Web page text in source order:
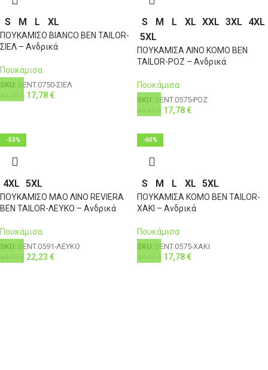
S M L XL
ΠΟΥΚΑΜΙΣΟ BIANCO BEN TAILOR-
ΣΙΕΛ – Ανδρικά
Πουκάμισα
SKU: BENT.0750-ΣΙΕΛ
€ 17,78€
S M L XL XXL 3XL
4XL
5XL
ΠΟΥΚΑΜΙΣΑ ΛΙΝΟ KOMO BEN
TAILOR-ΡΟΖ – Ανδρικά
Πουκάμισα
SKU: BENT.0575-ΡΟΖ
€ 17,78€
-50%
4XL 5XL
ΠΟΥΚΑΜΙΣΟ ΜΑΟ ΛΙΝΟ REVIERA
BEN TAILOR-ΛΕΥΚΟ – Ανδρικά
Πουκάμισα
SKU: BENT.0591-ΛΕΥΚΟ
€ 22,23 €
-60%
S M L XL 5XL
ΠΟΥΚΑΜΙΣΑ KOMO BEN TAILOR-
ΧΑΚΙ – Ανδρικά
Πουκάμισα
SKU: BENT.0575-ΧΑΚΙ
€ 17,78€